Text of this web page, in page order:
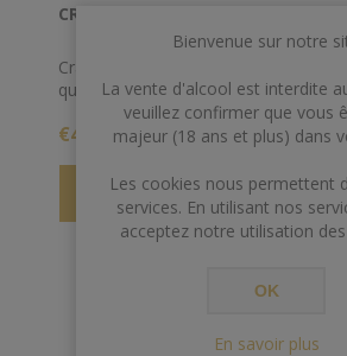
CRAGGANMORE 70 CL 40° 12 ANS
Cragganmore 12 ans est un whisky
qui fait parti de la célèbre gamme des
Cette dernière propose un tour unique
la découverte des principales régions
terroir d’origine à travers un
spécifiques.
€45,00
Bienvenue sur notre
La vente d'alcool est interdite
veuillez confirmer que vous
majeur (18 ans et plus) dans
Les cookies nous permettent
services. En utilisant nos
acceptez notre utilisation
OK
En savoir plus